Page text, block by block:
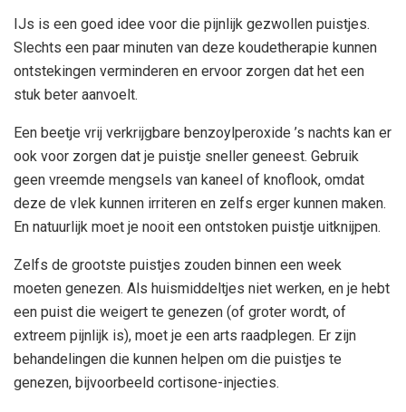
IJs is een goed idee voor die pijnlijk gezwollen puistjes.
Slechts een paar minuten van deze koudetherapie kunnen
ontstekingen verminderen en ervoor zorgen dat het een
stuk beter aanvoelt.
Een beetje vrij verkrijgbare benzoylperoxide ’s nachts kan er
ook voor zorgen dat je puistje sneller geneest. Gebruik
geen vreemde mengsels van kaneel of knoflook, omdat
deze de vlek kunnen irriteren en zelfs erger kunnen maken.
En natuurlijk moet je nooit een ontstoken puistje uitknijpen.
Zelfs de grootste puistjes zouden binnen een week
moeten genezen. Als huismiddeltjes niet werken, en je hebt
een puist die weigert te genezen (of groter wordt, of
extreem pijnlijk is), moet je een arts raadplegen. Er zijn
behandelingen die kunnen helpen om die puistjes te
genezen, bijvoorbeeld cortisone-injecties.